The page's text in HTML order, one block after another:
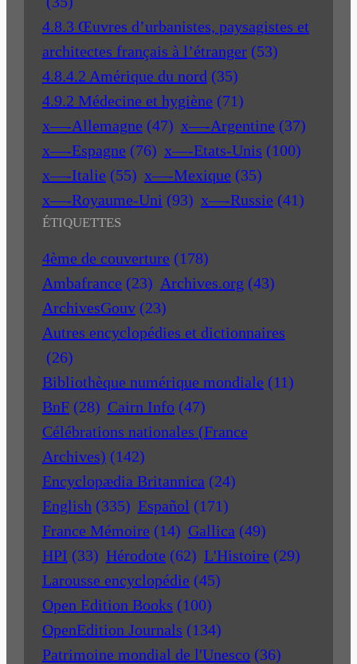
4.8.3 Œuvres d’urbanistes, paysagistes et
architectes français à l’étranger (53)
4.8.4.2 Amérique du nord (35)
4.9.2 Médecine et hygiène (71)
x—-Allemagne (47) x—-Argentine (37)
x—-Espagne (76) x—-Etats-Unis (100)
x—-Italie (55) x—-Mexique (35)
x—-Royaume-Uni (93) x—-Russie (41)
ÉTIQUETTES
4ème de couverture (178)
Ambafrance (23) Archives.org (43)
ArchivesGouv (23)
Autres encyclopédies et dictionnaires
(26)
Bibliothèque numérique mondiale (11)
BnF (28) Cairn Info (47)
Célébrations nationales (France
Archives) (142)
Encyclopædia Britannica (24)
English (335) Español (171)
France Mémoire (14) Gallica (49)
HPI (33) Hérodote (62) L'Histoire (29)
Larousse encyclopédie (45)
Open Edition Books (100)
OpenEdition Journals (134)
Patrimoine mondial de l'Unesco (36)